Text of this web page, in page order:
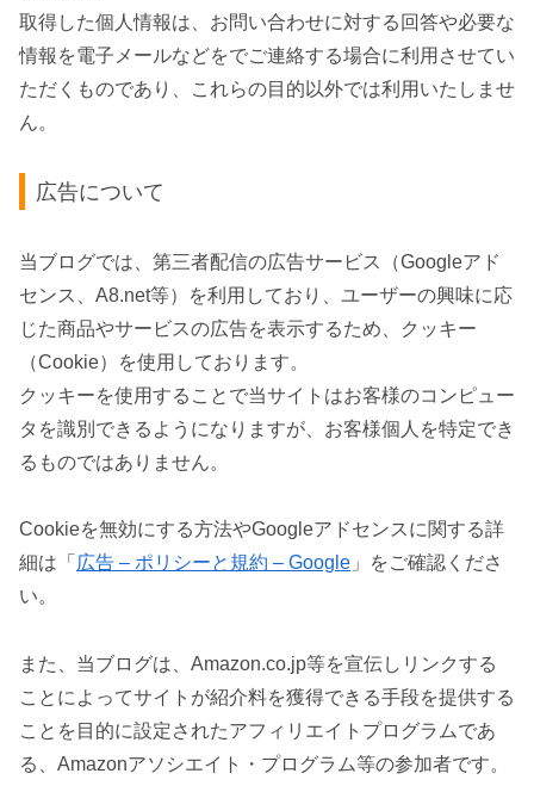
取得した個人情報は、お問い合わせに対する回答や必要な
情報を電子メールなどをでご連絡する場合に利用させてい
ただくものであり、これらの目的以外では利用いたしませ
ん。
広告について
当ブログでは、第三者配信の広告サービス（Googleアド
センス、A8.net等）を利用しており、ユーザーの興味に応
じた商品やサービスの広告を表示するため、クッキー
（Cookie）を使用しております。
クッキーを使用することで当サイトはお客様のコンピュー
タを識別できるようになりますが、お客様個人を特定でき
るものではありません。
Cookieを無効にする方法やGoogleアドセンスに関する詳
細は「 広告 – ポリシーと規約 – Google 」をご確認くださ
い。
また、当ブログは、Amazon.co.jp等を宣伝しリンクする
ことによってサイトが紹介料を獲得できる手段を提供する
ことを目的に設定されたアフィリエイトプログラムであ
る、Amazonアソシエイト・プログラム等の参加者です。